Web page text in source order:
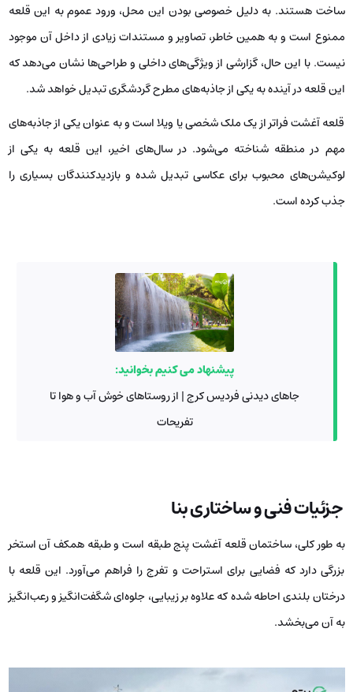
ساخت هستند. به دلیل خصوصی بودن این محل، ورود عموم به این قلعه
ممنوع است و به همین خاطر، تصاویر و مستندات زیادی از داخل آن موجود
نیست. با این حال، گزارشی از ویژگی‌های داخلی و طراحی‌ها نشان می‌دهد که
این قلعه در آینده به یکی از جاذبه‌های مطرح گردشگری تبدیل خواهد شد.
قلعه آغشت فراتر از یک ملک شخصی یا ویلا است و به عنوان یکی از جاذبه‌های
مهم در منطقه شناخته می‌شود. در سال‌های اخیر، این قلعه به یکی از
لوکیشن‌های محبوب برای عکاسی تبدیل شده و بازدیدکنندگان بسیاری را
جذب کرده است.
پیشنهاد می کنیم بخوانید:
جاهای دیدنی فردیس کرج | از روستاهای خوش آب و هوا تا
تفریحات
جزئیات فنی و ساختاری بنا
به طور کلی، ساختمان قلعه آغشت پنج طبقه است و طبقه همکف آن استخر
بزرگی دارد که فضایی برای استراحت و تفرج را فراهم می‌آورد. این قلعه با
درختان بلندی احاطه شده که علاوه بر زیبایی، جلوه‌ای شگفت‌انگیز و رعب‌انگیز
به آن می‌بخشد.